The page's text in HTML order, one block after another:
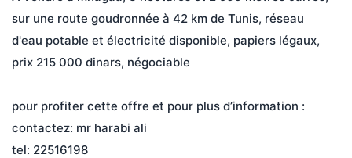
sur une route goudronnée à 42 km de Tunis, réseau
d'eau potable et électricité disponible, papiers légaux,
prix 215 000 dinars, négociable
pour profiter cette offre et pour plus d’information :
contactez: mr harabi ali
tel: 22516198